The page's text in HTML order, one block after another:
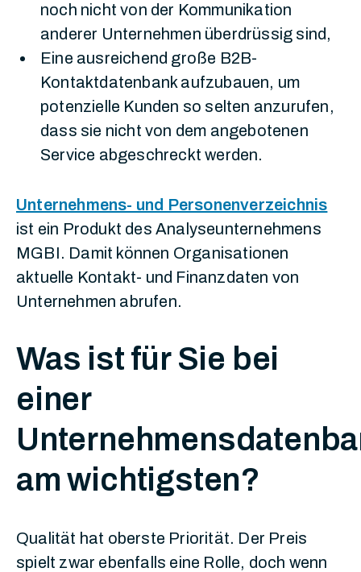
noch nicht von der Kommunikation
anderer Unternehmen überdrüssig sind,
Eine ausreichend große B2B-
Kontaktdatenbank aufzubauen, um
potenzielle Kunden so selten anzurufen,
dass sie nicht von dem angebotenen
Service abgeschreckt werden.
Unternehmens- und Personenverzeichnis
ist ein Produkt des Analyseunternehmens
MGBI. Damit können Organisationen
aktuelle Kontakt- und Finanzdaten von
Unternehmen abrufen.
Was ist für Sie bei
einer
am wichtigsten?
Qualität hat oberste Priorität. Der Preis
spielt zwar ebenfalls eine Rolle, doch wenn